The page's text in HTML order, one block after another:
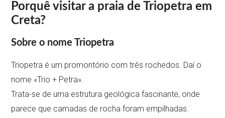
Porquê visitar a praia de Triopetra em
Creta?
Sobre o nome Triopetra
Triopetra é um promontório com três rochedos. Daí o
nome «Trio + Petra».
Trata-se de uma estrutura geológica fascinante, onde
parece que camadas de rocha foram empilhadas.